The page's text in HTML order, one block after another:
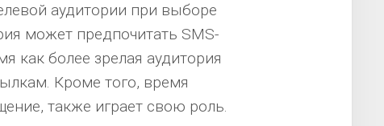
аудитории при выборе
может предпочитать SMS-
как более зрелая аудитория
Кроме того, время
также играет свою роль.